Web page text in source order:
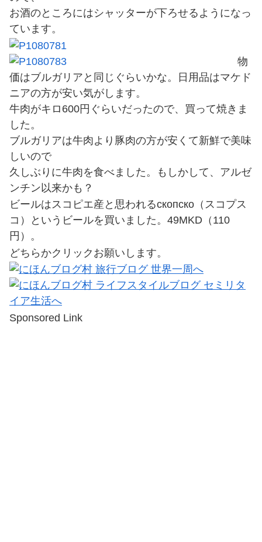
お酒のところにはシャッターが下ろせるようになっ
ています。
物
価はブルガリアと同じぐらいかな。日用品はマケド
ニアの方が安い気がします。
牛肉がキロ600円ぐらいだったので、買って焼きま
した。
ブルガリアは牛肉より豚肉の方が安くて新鮮で美味
しいので
久しぶりに牛肉を食べました。もしかして、アルゼ
ンチン以来かも？
ビールはスコピエ産と思われるскопско（スコプス
コ）というビールを買いました。49MKD（110
円）。
どちらかクリックお願いします。
Sponsored Link